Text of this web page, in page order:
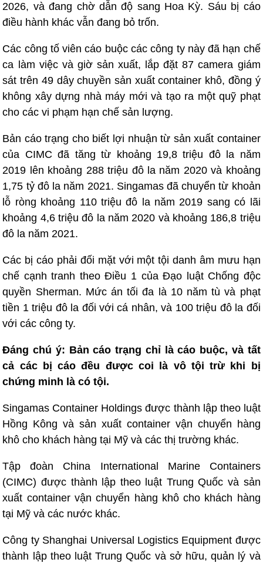
2026, và đang chờ dẫn độ sang Hoa Kỳ. Sáu bị cáo
điều hành khác vẫn đang bỏ trốn.
Các công tố viên cáo buộc các công ty này đã hạn chế
ca làm việc và giờ sản xuất, lắp đặt 87 camera giám
sát trên 49 dây chuyền sản xuất container khô, đồng ý
không xây dựng nhà máy mới và tạo ra một quỹ phạt
cho các vi phạm hạn chế sản lượng.
Bản cáo trạng cho biết lợi nhuận từ sản xuất container
của CIMC đã tăng từ khoảng 19,8 triệu đô la năm
2019 lên khoảng 288 triệu đô la năm 2020 và khoảng
1,75 tỷ đô la năm 2021. Singamas đã chuyển từ khoản
lỗ ròng khoảng 110 triệu đô la năm 2019 sang có lãi
khoảng 4,6 triệu đô la năm 2020 và khoảng 186,8 triệu
đô la năm 2021.
Các bị cáo phải đối mặt với một tội danh âm mưu hạn
chế cạnh tranh theo Điều 1 của Đạo luật Chống độc
quyền Sherman. Mức án tối đa là 10 năm tù và phạt
tiền 1 triệu đô la đối với cá nhân, và 100 triệu đô la đối
với các công ty.
Đáng chú ý: Bản cáo trạng chỉ là cáo buộc, và tất
cả các bị cáo đều được coi là vô tội trừ khi bị
chứng minh là có tội.
Singamas Container Holdings được thành lập theo luật
Hồng Kông và sản xuất container vận chuyển hàng
khô cho khách hàng tại Mỹ và các thị trường khác.
Tập đoàn China International Marine Containers
(CIMC) được thành lập theo luật Trung Quốc và sản
xuất container vận chuyển hàng khô cho khách hàng
tại Mỹ và các nước khác.
Công ty Shanghai Universal Logistics Equipment được
thành lập theo luật Trung Quốc và sở hữu, quản lý và